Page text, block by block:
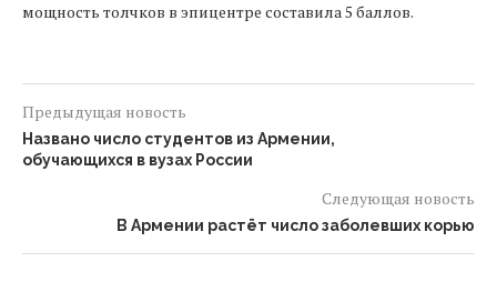
мощность толчков в эпицентре составила 5 баллов.
Предыдущая новость
Названо число студентов из Армении,
обучающихся в вузах России
Следующая новость
В Армении растёт число заболевших корью